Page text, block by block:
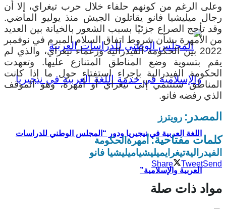
اللغة العربية في نيجيريا ودور “المجلس الوطني للدراسات
العربية والإسلامية”
وعلى الرغم من كونهم حلفاء خلال حرب تيغراي، إلا أن
رجال ميليشيا فانو يقاتلون الجيش منذ يوليو الماضي.
وقد تأجج الصراع جزئيًا بسبب الشعور بالخيانة بين العديد
من الأمهرة بشأن شروط اتفاق السلام المبرم في نوفمبر
2022 بين الحكومة الفيدرالية وزعماء تيغراي، والذي لم
يقم بتسوية وضع المناطق المتنازع عليها. وتعهدت
الحكومة الفيدرالية بإجراء استفتاء حول ما إذا كانت
المناطق ستنتمي إلى تيغراي أو أمهرة، وهو الموقف
الذي رفضه فانو.
المصدر: رويترز
كلمات مفتاحية:أمهرةالحكومة
الفيدراليةتيغرايميليشياميليشيا فانو
Share TweetSend
مواد ذات صلة